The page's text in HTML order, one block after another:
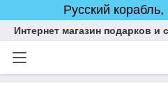
Русский корабль,
Интернет магазин подарков